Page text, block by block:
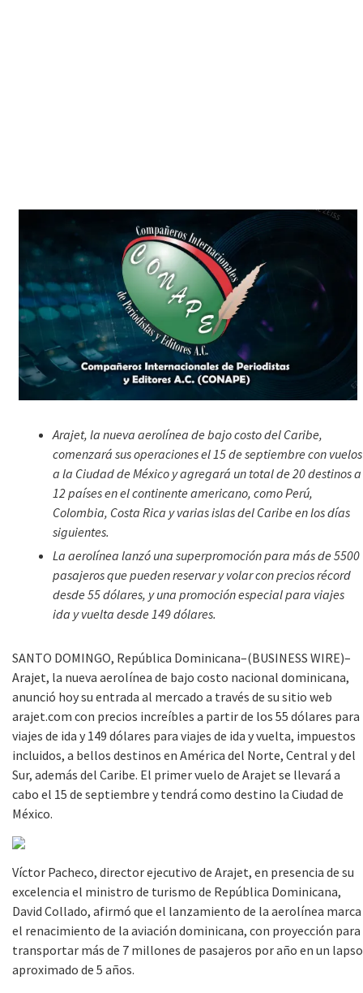
Arajet, la nueva aerolínea de bajo costo del Caribe,
comenzará sus operaciones el 15 de septiembre con vuelos
a la Ciudad de México y agregará un total de 20 destinos a
12 países en el continente americano, como Perú,
Colombia, Costa Rica y varias islas del Caribe en los días
siguientes.
La aerolínea lanzó una superpromoción para más de 5500
pasajeros que pueden reservar y volar con precios récord
desde 55 dólares, y una promoción especial para viajes
ida y vuelta desde 149 dólares.
SANTO DOMINGO, República Dominicana–(BUSINESS WIRE)–
Arajet, la nueva aerolínea de bajo costo nacional dominicana,
anunció hoy su entrada al mercado a través de su sitio web
arajet.com con precios increíbles a partir de los 55 dólares para
viajes de ida y 149 dólares para viajes de ida y vuelta, impuestos
incluidos, a bellos destinos en América del Norte, Central y del
Sur, además del Caribe. El primer vuelo de Arajet se llevará a
cabo el 15 de septiembre y tendrá como destino la Ciudad de
México.
Víctor Pacheco, director ejecutivo de Arajet, en presencia de su
excelencia el ministro de turismo de República Dominicana,
David Collado, afirmó que el lanzamiento de la aerolínea marca
el renacimiento de la aviación dominicana, con proyección para
transportar más de 7 millones de pasajeros por año en un lapso
aproximado de 5 años.